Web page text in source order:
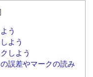
]
う
よう
しよう
誤差やマークの読み